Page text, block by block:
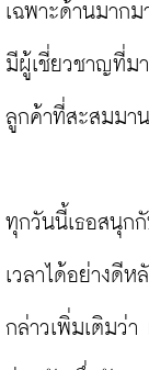
เฉพาะด้านมากม
มีผู้เชี่ยวชาญที่มา
ลูกค้าที่สะสมมา
ทุกวันนี้เธอสนุก
เวลาได้อย่างดีห
กล่าวเพิ่มเติมว่